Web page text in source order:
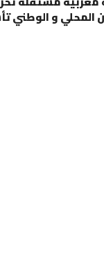
المحلي و الوطني